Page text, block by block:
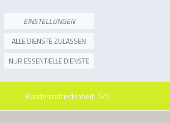
Kundenzufriedenheit: 5/5
EINSTELLUNGEN
ALLE DIENSTE ZULASSEN
NUR ESSENTIELLE DIENSTE